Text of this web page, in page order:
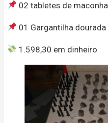
02 tabletes de maconha
01 Gargantilha dourada
1.598,30 em dinheiro